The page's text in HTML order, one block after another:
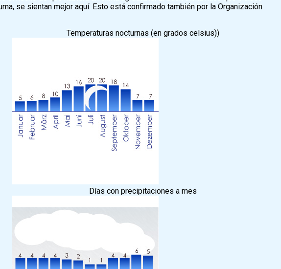
se sientan mejor aquí. Esto está confirmado también por la Organización
Temperaturas nocturnas (en grados celsius))
Días con precipitaciones a mes